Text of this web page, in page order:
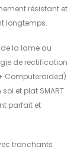
résistant et
longtemps.
de la lame au
de rectification
Computeraided)
et plat SMART
parfait et
tranchants